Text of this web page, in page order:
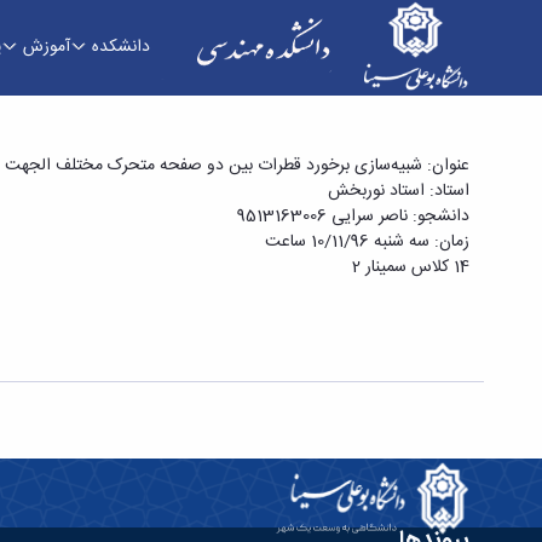
دانشکده آموزش
سمینار کارشناسیی ارشد آقای ناصر سرائی با
عنوان: شبیه‌سازی برخورد قطرات بین دو صفحه متحرک مختلف الجهت
استاد: استاد نوربخش
دانشجو: ناصر سرایی 9513163006
زمان: سه شنبه 10/11/96 ساعت
14 کلاس سمینار 2